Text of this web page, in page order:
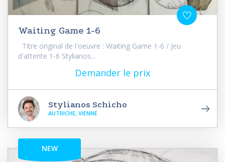
Waiting Game 1-6
Titre original de l'oeuvre : Waiting Game 1-6 / Jeu
d'attente 1-6 Stylianos...
Demander le prix
Stylianos Schicho
AUTRICHE, VIENNE
NEW